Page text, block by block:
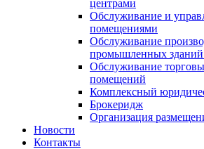
центрами
Обслуживание и
помещениями
Обслуживание
промышленных
Обслуживание
помещений
Комплексный
Брокеридж
Организация
Новости
Контакты